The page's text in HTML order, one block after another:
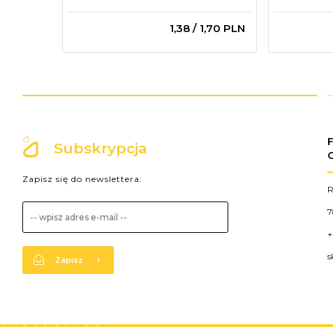
1,38 / 1,70 PLN
Subskrypcja
Zapisz się do newslettera:
Zapisz